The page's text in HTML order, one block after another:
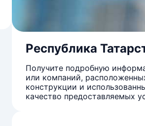
Республика
Получите подробную
или компаний,
конструкции и
качество предоставляемых